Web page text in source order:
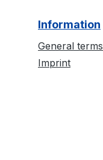
Information
General
Imprint